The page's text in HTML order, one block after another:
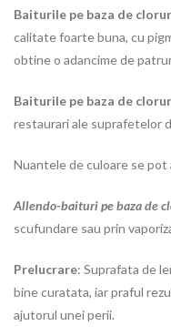
Baiturile pe baza de
calitate foarte buna, cu
obtine o adancime de
Baiturile pe baza de
restaurari ale suprafetelor
Nuantele de culoare se pot
Allendo-baituri pe baza de
scufundare sau prin
Prelucrare: Suprafata de
bine curatata, iar praful
ajutorul unei perii.